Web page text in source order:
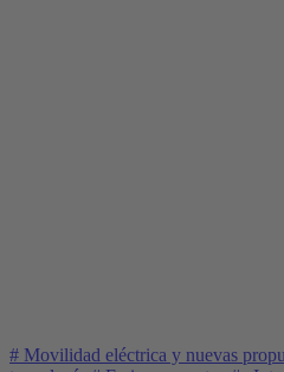
# Movilidad eléctrica y nuevas